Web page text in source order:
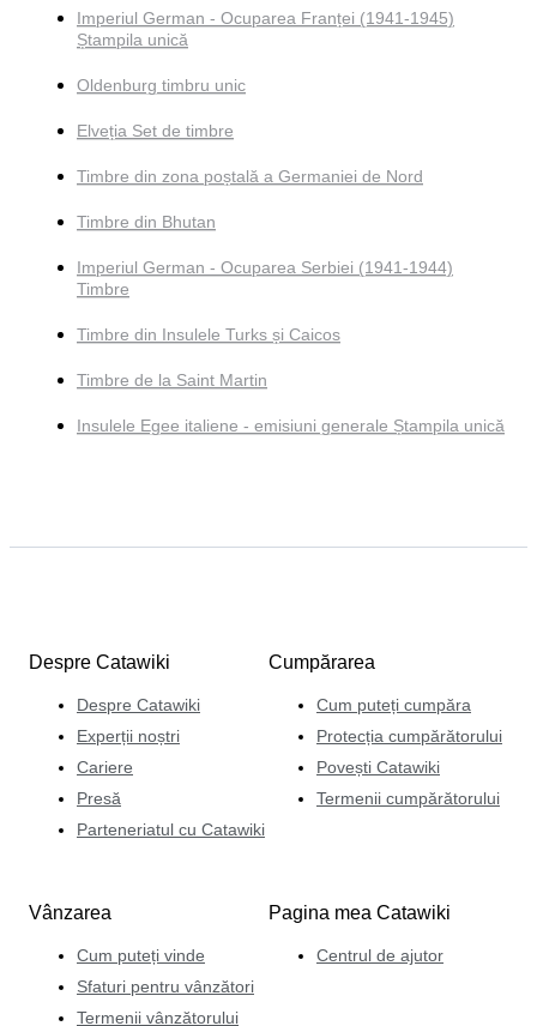
Imperiul German - Ocuparea Franței (1941-1945)
Ștampila unică
Oldenburg timbru unic
Elveția Set de timbre
Timbre din zona poștală a Germaniei de Nord
Timbre din Bhutan
Imperiul German - Ocuparea Serbiei (1941-1944)
Timbre
Timbre din Insulele Turks și Caicos
Timbre de la Saint Martin
Insulele Egee italiene - emisiuni generale Ștampila unică
Despre Catawiki
Despre Catawiki
Experții noștri
Cariere
Presă
Parteneriatul cu Catawiki
Cumpărarea
Cum puteți cumpăra
Protecția cumpărătorului
Povești Catawiki
Termenii cumpărătorului
Vânzarea
Cum puteți vinde
Sfaturi pentru vânzători
Termenii vânzătorului
Pagina mea Catawiki
Centrul de ajutor